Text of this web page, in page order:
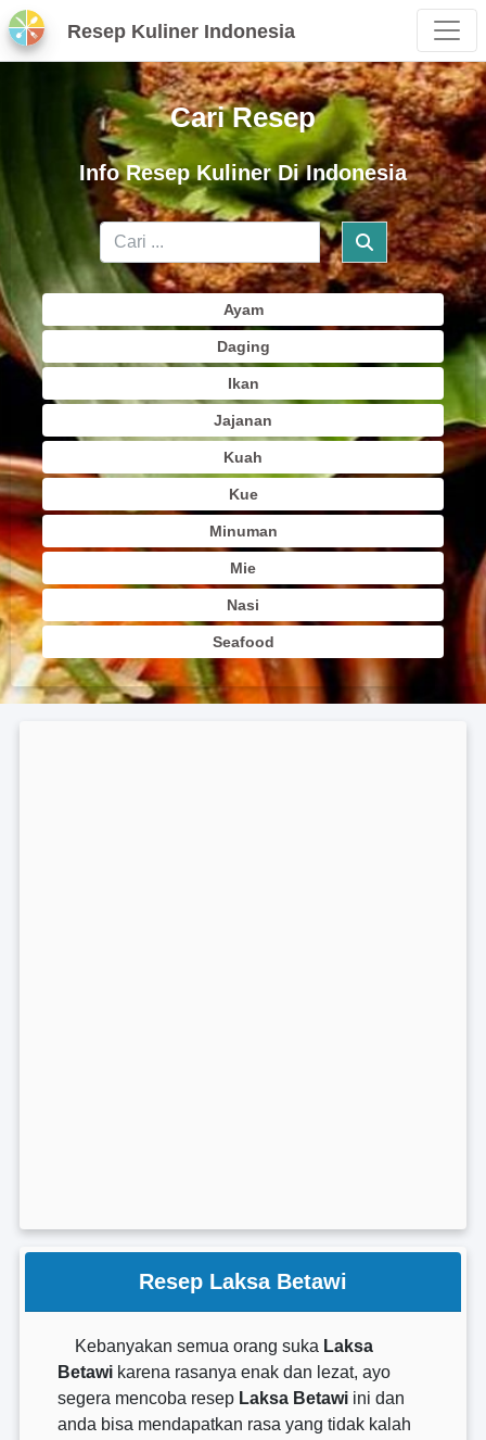
Resep Kuliner Indonesia
Cari Resep
Info Resep Kuliner Di Indonesia
Ayam
Daging
Ikan
Jajanan
Kuah
Kue
Minuman
Mie
Nasi
Seafood
Resep Laksa Betawi
Kebanyakan semua orang suka Laksa
Betawi karena rasanya enak dan lezat, ayo
segera mencoba resep Laksa Betawi ini dan
anda bisa mendapatkan rasa yang tidak kalah